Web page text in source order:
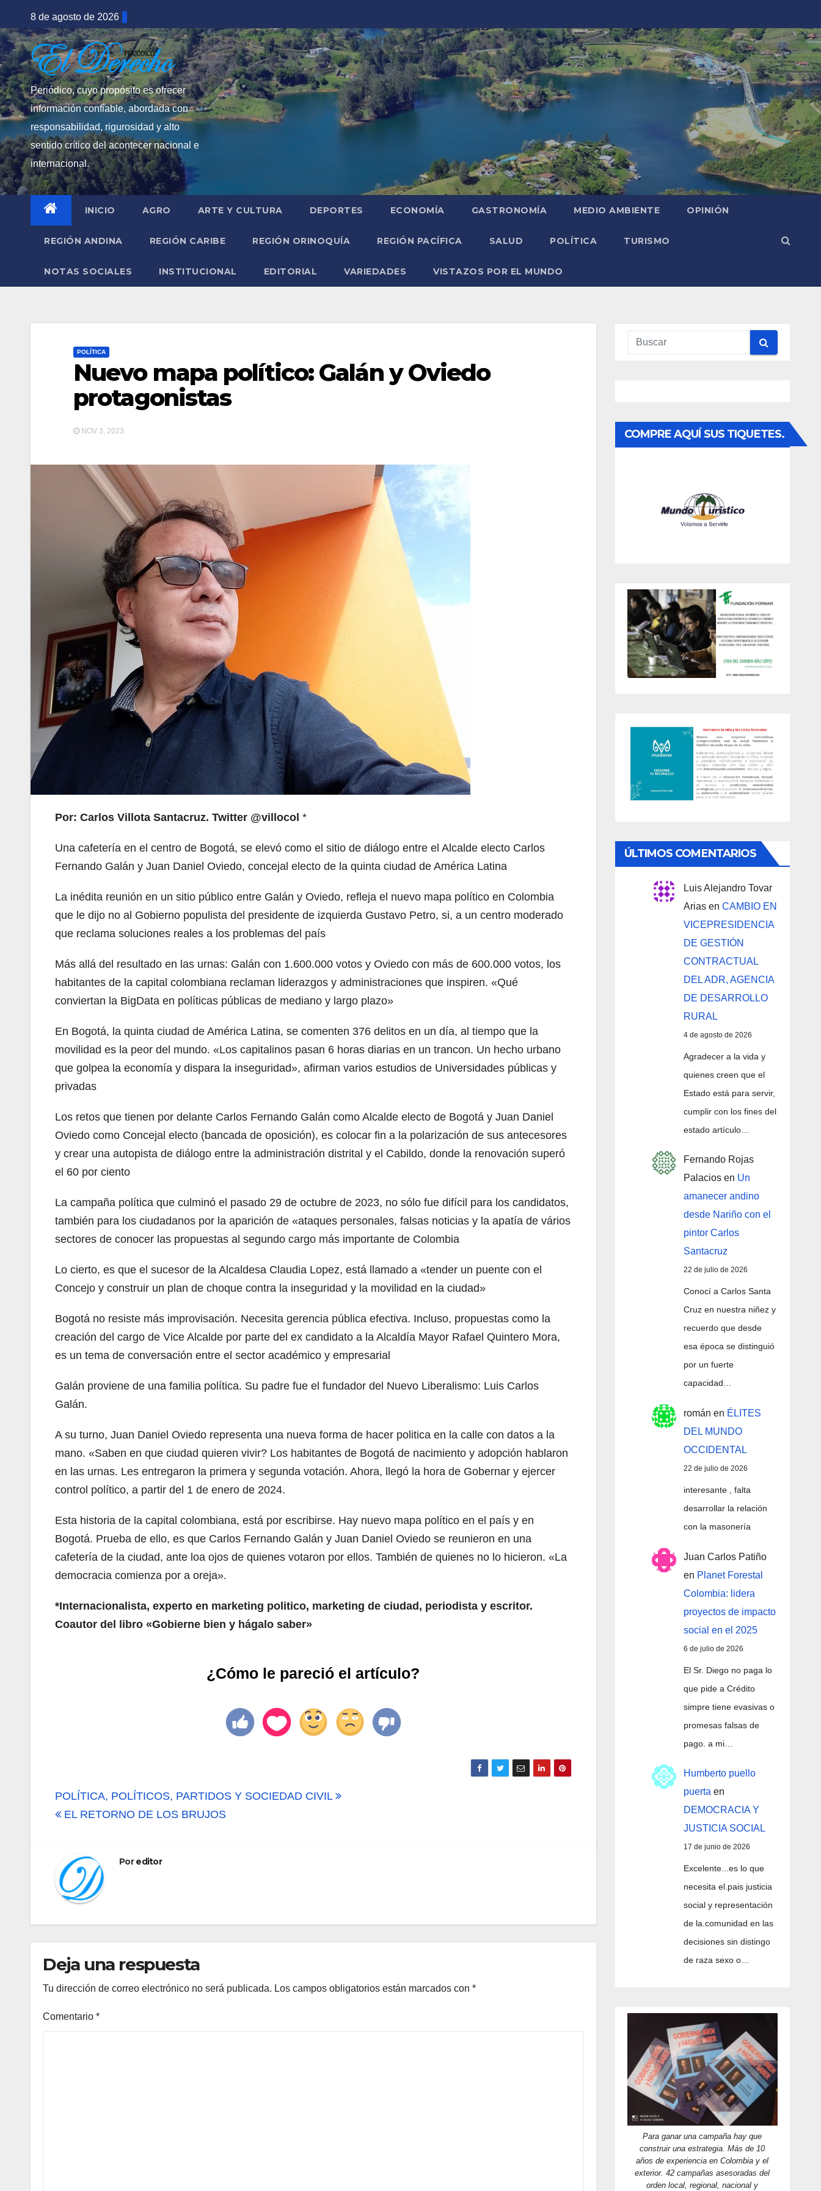
al
contenido
8 de agosto de 2026
Periódico, cuyo propósito es ofrecer
información confiable, abordada con
responsabilidad, rigurosidad y alto
sentido crítico del acontecer nacional e
internacional.
INICIO AGRO ARTE Y CULTURA DEPORTES ECONOMÍA GASTRONOMÍA MEDIO AMBIENTE OPINIÓN
REGIÓN ANDINA REGIÓN CARIBE REGIÓN ORINOQUÍA REGIÓN PACÍFICA SALUD POLÍTICA TURISMO
NOTAS SOCIALES INSTITUCIONAL EDITORIAL VARIEDADES VISTAZOS POR EL MUNDO
POLÍTICA
Nuevo mapa político: Galán y Oviedo
protagonistas
NOV 3, 2023
Por: Carlos Villota Santacruz. Twitter @villocol *
Una cafetería en el centro de Bogotá, se elevó como el sitio de diálogo entre el Alcalde electo Carlos
Fernando Galán y Juan Daniel Oviedo, concejal electo de la quinta ciudad de América Latina
La inédita reunión en un sitio público entre Galán y Oviedo, refleja el nuevo mapa político en Colombia
que le dijo no al Gobierno populista del presidente de izquierda Gustavo Petro, si, a un centro moderado
que reclama soluciones reales a los problemas del país
Más allá del resultado en las urnas: Galán con 1.600.000 votos y Oviedo con más de 600.000 votos, los
habitantes de la capital colombiana reclaman liderazgos y administraciones que inspiren. «Qué
conviertan la BigData en políticas públicas de mediano y largo plazo»
En Bogotá, la quinta ciudad de América Latina, se comenten 376 delitos en un día, al tiempo que la
movilidad es la peor del mundo. «Los capitalinos pasan 6 horas diarias en un trancon. Un hecho urbano
que golpea la economía y dispara la inseguridad», afirman varios estudios de Universidades públicas y
privadas
Los retos que tienen por delante Carlos Fernando Galán como Alcalde electo de Bogotá y Juan Daniel
Oviedo como Concejal electo (bancada de oposición), es colocar fin a la polarización de sus antecesores
y crear una autopista de diálogo entre la administración distrital y el Cabildo, donde la renovación superó
el 60 por ciento
La campaña política que culminó el pasado 29 de octubre de 2023, no sólo fue difícil para los candidatos,
también para los ciudadanos por la aparición de «ataques personales, falsas noticias y la apatía de vários
sectores de conocer las propuestas al segundo cargo más importante de Colombia
Lo cierto, es que el sucesor de la Alcaldesa Claudia Lopez, está llamado a «tender un puente con el
Concejo y construir un plan de choque contra la inseguridad y la movilidad en la ciudad»
Bogotá no resiste más improvisación. Necesita gerencia pública efectiva. Incluso, propuestas como la
creación del cargo de Vice Alcalde por parte del ex candidato a la Alcaldía Mayor Rafael Quintero Mora,
es un tema de conversación entre el sector académico y empresarial
Galán proviene de una familia política. Su padre fue el fundador del Nuevo Liberalismo: Luis Carlos
Galán.
A su turno, Juan Daniel Oviedo representa una nueva forma de hacer politica en la calle con datos a la
mano. «Saben en que ciudad quieren vivir? Los habitantes de Bogotá de nacimiento y adopción hablaron
en las urnas. Les entregaron la primera y segunda votación. Ahora, llegó la hora de Gobernar y ejercer
control político, a partir del 1 de enero de 2024.
Esta historia de la capital colombiana, está por escribirse. Hay nuevo mapa político en el país y en
Bogotá. Prueba de ello, es que Carlos Fernando Galán y Juan Daniel Oviedo se reunieron en una
cafetería de la ciudad, ante loa ojos de quienes votaron por ellos. También de quienes no lo hicieron. «La
democracia comienza por a oreja».
*Internacionalista, experto en marketing politico, marketing de ciudad, periodista y escritor.
Coautor del libro «Gobierne bien y hágalo saber»
¿Cómo le pareció el artículo?
Navegación
de
POLÍTICA, POLÍTICOS, PARTIDOS Y SOCIEDAD CIVIL
EL RETORNO DE LOS BRUJOS
Poreditor
Deja una respuesta
Tu dirección de correo electrónico no será publicada. Los campos obligatorios están marcados con *
Comentario *
COMPRE AQUÍ SUS TIQUETES.
ÚLTIMOS COMENTARIOS
Luis Alejandro Tovar
Ariasen CAMBIO EN
VICEPRESIDENCIA
DE GESTIÓN
CONTRACTUAL
DEL ADR, AGENCIA
DE DESARROLLO
RURAL
4 de agosto de 2026
Agradecer a la vida y
quienes creen que el
Estado está para servir,
cumplir con los fines del
estado artículo…
Fernando Rojas
Palaciosen Un
amanecer andino
desde Nariño con el
pintor Carlos
Santacruz
22 de julio de 2026
Conocí a Carlos Santa
Cruz en nuestra niñez y
recuerdo que desde
esa época se distinguió
por un fuerte
capacidad…
román en ÉLITES
DEL MUNDO
OCCIDENTAL
22 de julio de 2026
interesante , falta
desarrollar la relación
con la masonería
Juan Carlos Patiño
en Planet Forestal
Colombia: lidera
proyectos de impacto
social en el 2025
6 de julio de 2026
El Sr. Diego no paga lo
que pide a Crédito
simpre tiene evasivas o
promesas falsas de
pago. a mi…
Humberto puello
puerta en
DEMOCRACIA Y
JUSTICIA SOCIAL
17 de junio de 2026
Excelente...es lo que
necesita el.pais justicia
social y representación
de la.comunidad en las
decisiones sin distingo
de raza sexo o…
Para ganar una campaña hay que
construir una estrategia. Más de 10
años de experiencia en Colombia y el
exterior. 42 campañas asesoradas del
orden local, regional, nacional y